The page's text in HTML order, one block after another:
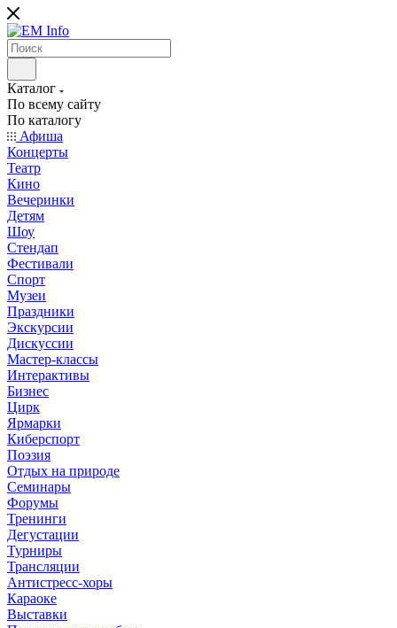
Каталог
По всему сайту
По каталогу
Афиша
Концерты
Театр
Кино
Вечеринки
Детям
Шоу
Стендап
Фестивали
Спорт
Музеи
Праздники
Экскурсии
Дискуссии
Мастер-классы
Интерактивы
Бизнес
Цирк
Ярмарки
Киберспорт
Поэзия
Отдых на природе
Семинары
Форумы
Тренинги
Дегустации
Турниры
Трансляции
Антистресс-хоры
Караоке
Выставки